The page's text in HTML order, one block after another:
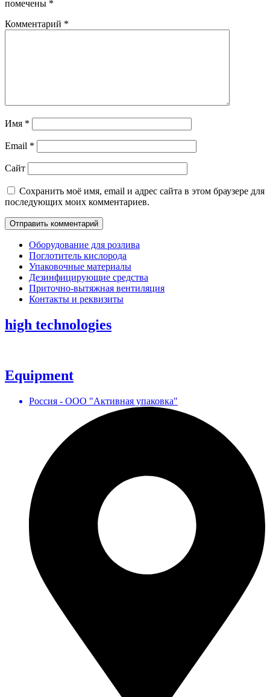
помечены *
Комментарий *
Имя *
Email *
Сайт
Сохранить моё имя, email и адрес сайта в этом браузере для
последующих моих комментариев.
Оборудование для розлива
Поглотитель кислорода
Упаковочные материалы
Дезинфицирующие средства
Приточно-вытяжная вентиляция
Контакты и реквизиты
high technologies
Equipment
Россия - ООО "Активная упаковка"